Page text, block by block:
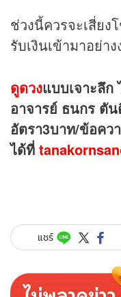
ช่วงนี้ควรจะเสี่ยง
รับเงินเข้ามาอย่าง
ดูดวงแบบเจาะลึ
อาจารย์ ธนกร ตั
อัตรา3บาท/ข้อคว
ได้ที่
แชร์